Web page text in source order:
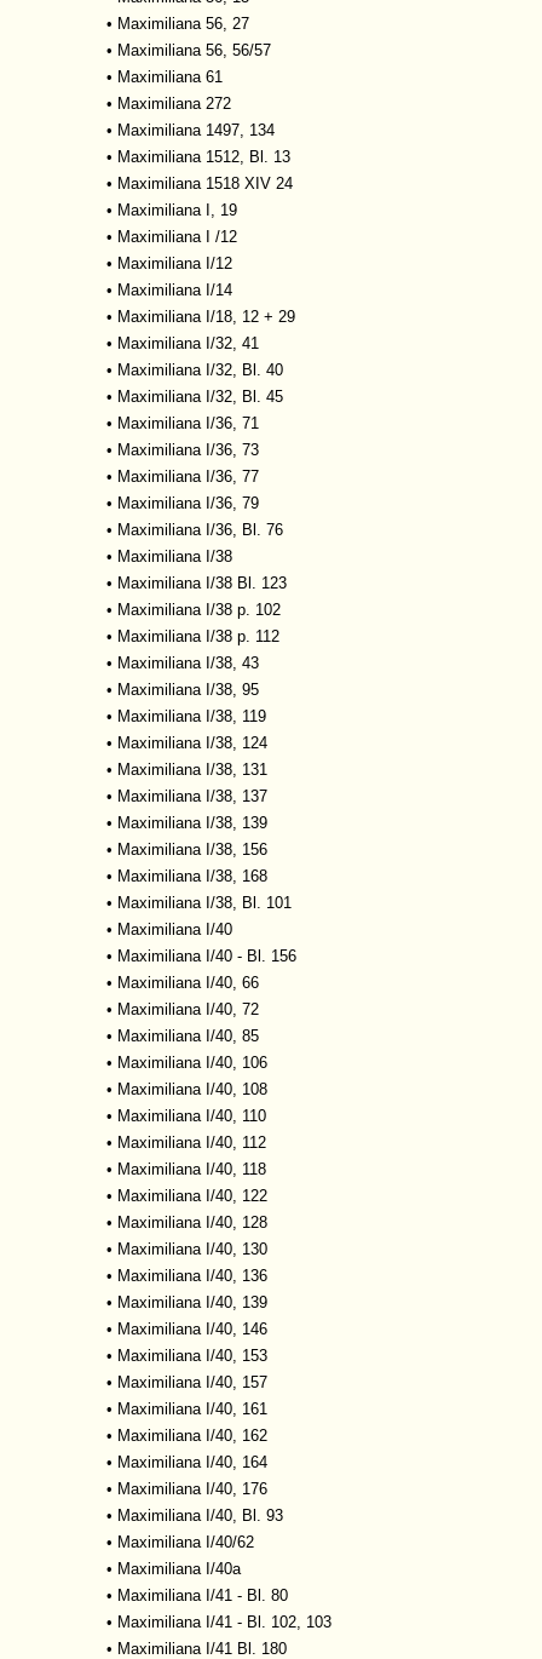
• Maximiliana 56, 27
• Maximiliana 56, 56/57
• Maximiliana 61
• Maximiliana 272
• Maximiliana 1497, 134
• Maximiliana 1512, Bl. 13
• Maximiliana 1518 XIV 24
• Maximiliana I, 19
• Maximiliana I /12
• Maximiliana I/12
• Maximiliana I/14
• Maximiliana I/18, 12 + 29
• Maximiliana I/32, 41
• Maximiliana I/32, Bl. 40
• Maximiliana I/32, Bl. 45
• Maximiliana I/36, 71
• Maximiliana I/36, 73
• Maximiliana I/36, 77
• Maximiliana I/36, 79
• Maximiliana I/36, Bl. 76
• Maximiliana I/38
• Maximiliana I/38 Bl. 123
• Maximiliana I/38 p. 102
• Maximiliana I/38 p. 112
• Maximiliana I/38, 43
• Maximiliana I/38, 95
• Maximiliana I/38, 119
• Maximiliana I/38, 124
• Maximiliana I/38, 131
• Maximiliana I/38, 137
• Maximiliana I/38, 139
• Maximiliana I/38, 156
• Maximiliana I/38, 168
• Maximiliana I/38, Bl. 101
• Maximiliana I/40
• Maximiliana I/40 - Bl. 156
• Maximiliana I/40, 66
• Maximiliana I/40, 72
• Maximiliana I/40, 85
• Maximiliana I/40, 106
• Maximiliana I/40, 108
• Maximiliana I/40, 110
• Maximiliana I/40, 112
• Maximiliana I/40, 118
• Maximiliana I/40, 122
• Maximiliana I/40, 128
• Maximiliana I/40, 130
• Maximiliana I/40, 136
• Maximiliana I/40, 139
• Maximiliana I/40, 146
• Maximiliana I/40, 153
• Maximiliana I/40, 157
• Maximiliana I/40, 161
• Maximiliana I/40, 162
• Maximiliana I/40, 164
• Maximiliana I/40, 176
• Maximiliana I/40, Bl. 93
• Maximiliana I/40/62
• Maximiliana I/40a
• Maximiliana I/41 - Bl. 80
• Maximiliana I/41 - Bl. 102, 103
• Maximiliana I/41 Bl. 180